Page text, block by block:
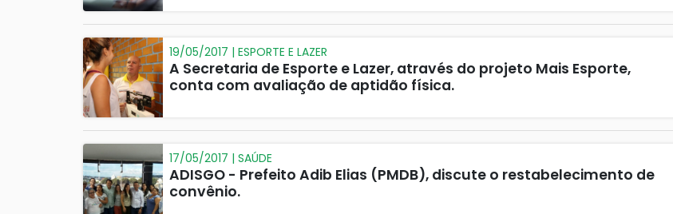
19/05/2017 | ESPORTE E LAZER
A Secretaria de Esporte e Lazer, através do projeto Mais Esporte,
conta com avaliação de aptidão física.
17/05/2017 | SAÚDE
ADISGO - Prefeito Adib Elias (PMDB), discute o restabelecimento de
convênio.